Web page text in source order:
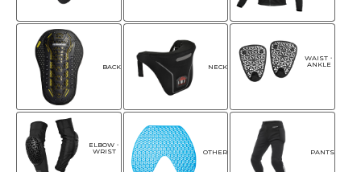
BACK NECK
WAIST・
ANKLE
ELBOW・
WRIST
OTHER PANTS